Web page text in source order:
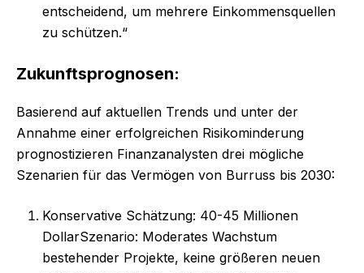
entscheidend, um mehrere Einkommensquellen
zu schützen.“
Zukunftsprognosen:
Basierend auf aktuellen Trends und unter der
Annahme einer erfolgreichen Risikominderung
prognostizieren Finanzanalysten drei mögliche
Szenarien für das Vermögen von Burruss bis 2030:
Konservative Schätzung: 40-45 Millionen
DollarSzenario: Moderates Wachstum
bestehender Projekte, keine größeren neuen